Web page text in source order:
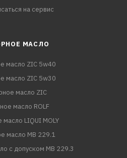
на сервис
МАСЛО
масло ZIC 5w40
масло ZIC 5w30
масло ZIC
масло ROLF
LIQUI MOLY
масло MB 229.1
с допуском MB 229.3